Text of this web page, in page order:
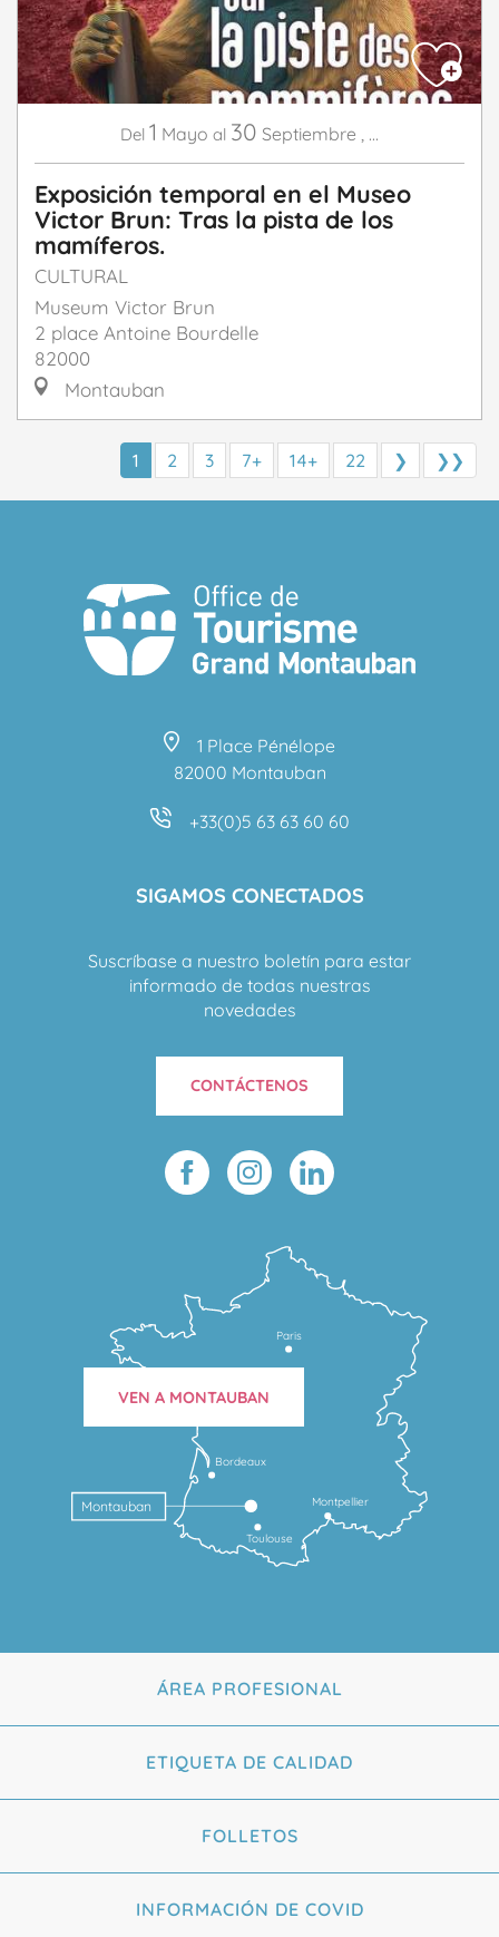
Del 1 Mayo al 30 Septiembre , ...
Exposición temporal en el Museo
Victor Brun: Tras la pista de los
mamíferos.
CULTURAL
Museum Victor Brun
2 place Antoine Bourdelle
82000
Montauban
1 2 3 7+ 14+ 22 ❯ ❯❯
1 Place Pénélope
82000 Montauban
+33(0)5 63 63 60 60
SIGAMOS CONECTADOS
Suscríbase a nuestro boletín para estar
informado de todas nuestras
novedades
CONTÁCTENOS
Toulouse
Montpellier
Bordeaux
Montauban
Paris
VEN A MONTAUBAN
ÁREA PROFESIONAL
ETIQUETA DE CALIDAD
FOLLETOS
INFORMACIÓN DE COVID